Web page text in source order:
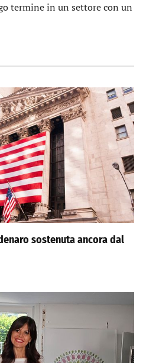
termine in un settore con un
sostenuta ancora dal